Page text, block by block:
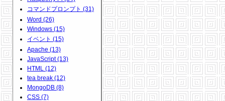
コマンドプロンプト (31)
Word (26)
Windows (15)
イベント (15)
Apache (13)
JavaScript (13)
HTML (12)
tea break (12)
MongoDB (8)
CSS (7)